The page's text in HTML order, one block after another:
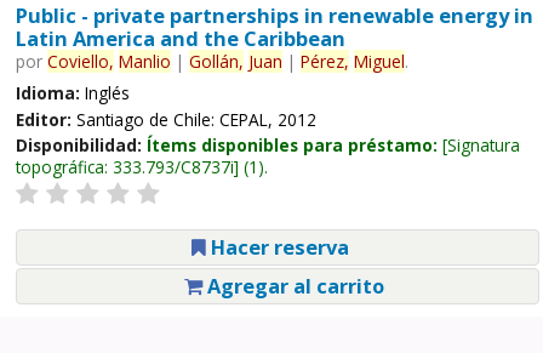
Public - private partnerships in renewable energy in
Latin America and the Caribbean
por Coviello, Manlio | Gollán, Juan | Pérez, Miguel.
Idioma: Inglés
Editor: Santiago de Chile: CEPAL, 2012
Disponibilidad: Ítems disponibles para préstamo: Signatura
topográfica: 333.793/C8737i (1).
Hacer reserva
Agregar al carrito